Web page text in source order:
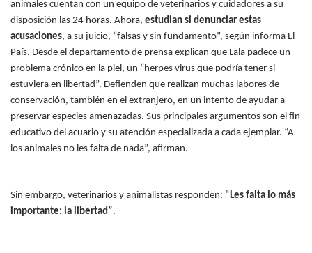
animales cuentan con un equipo de veterinarios y cuidadores a su
disposición las 24 horas. Ahora, estudian si denunciar estas
acusaciones, a su juicio, “falsas y sin fundamento”, según informa El
País. Desde el departamento de prensa explican que Lala padece un
problema crónico en la piel, un “herpes virus que podría tener si
estuviera en libertad”. Defienden que realizan muchas labores de
conservación, también en el extranjero, en un intento de ayudar a
preservar especies amenazadas. Sus principales argumentos son el fin
educativo del acuario y su atención especializada a cada ejemplar. “A
los animales no les falta de nada”, afirman.
Sin embargo, veterinarios y animalistas responden: “Les falta lo más
importante: la libertad”.